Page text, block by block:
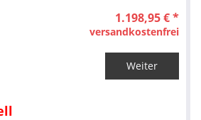
1.198,95 € *
versandkostenfrei
Weiter